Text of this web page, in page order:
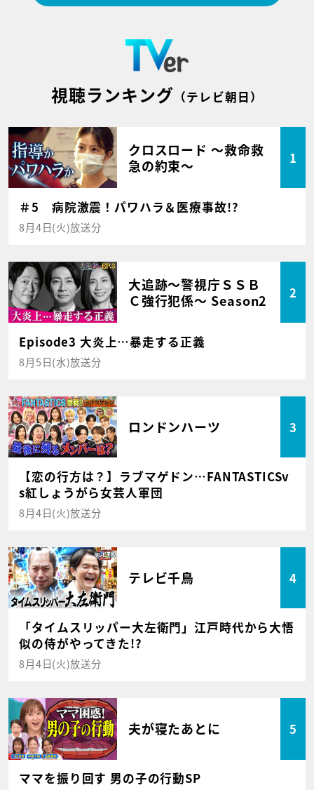
視聴ランキング （テレビ朝日）
クロスロード ～救命救
急の約束～
1
＃5 病院激震！パワハラ＆医療事故!?
8月4日(火)放送分
大追跡～警視庁ＳＳＢ
Ｃ強行犯係～ Season2
2
Episode3 大炎上…暴走する正義
8月5日(水)放送分
ロンドンハーツ 3
【恋の行方は？】ラブマゲドン…FANTASTICSv
s紅しょうがら女芸人軍団
8月4日(火)放送分
テレビ千鳥 4
「タイムスリッパー大左衛門」江戸時代から大悟
似の侍がやってきた!?
8月4日(火)放送分
夫が寝たあとに 5
ママを振り回す 男の子の行動SP